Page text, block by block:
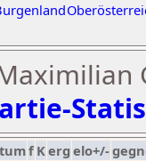
f Kerg elo+/-